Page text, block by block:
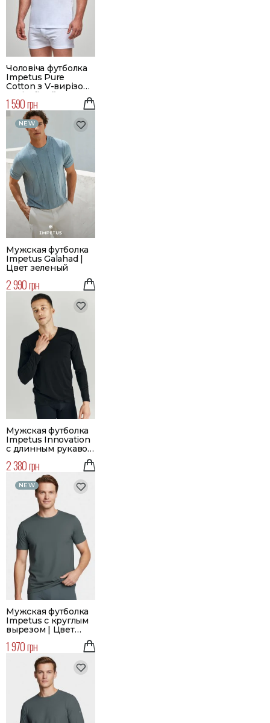
Чоловіча футболка
Impetus Pure
Cotton з V-вирізом |
Колір білий
1 590 грн
NEW
Мужская футболка
Impetus Galahad |
Цвет зеленый
2 990 грн
Мужская футболка
Impetus Innovation
с длинным рукавом
вырезом | Цвет
черный
2 380 грн
NEW
Мужская футболка
Impetus с круглым
вырезом | Цвет
1 970 грн